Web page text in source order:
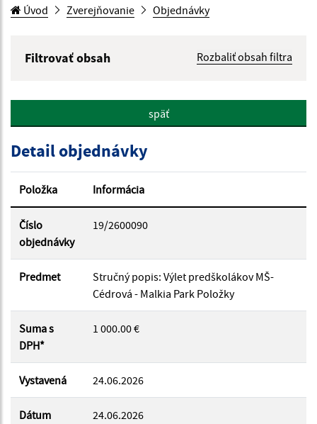
Úvod Zverejňovanie Objednávky
Filtrovať obsah
Rozbaliť obsah filtra
Hľadať v:
Typ dátumu:
Dátum od:
Dátum do:
Suma od:
späť
Detail objednávky
Položka Informácia
Číslo
objednávky
19/2600090
Predmet
Stručný popis: Výlet predškolákov MŠ-
Cédrová - Malkia Park Položky
Suma s
DPH*
1 000.00 €
Vystavená 24.06.2026
Dátum
24.06.2026